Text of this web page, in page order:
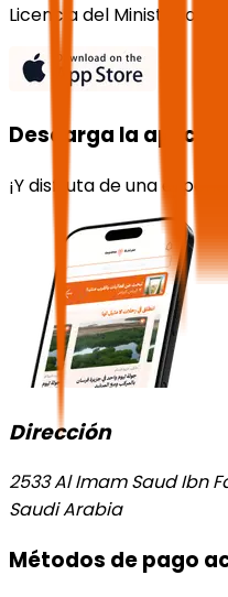
Licencia del Ministerio de
Descarga la
¡Y disfruta de una
Dirección
2533 Al Imam Saud Ibn
Saudi Arabia
Métodos de pago